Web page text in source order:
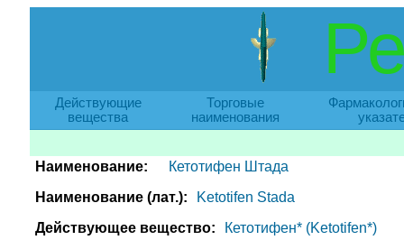
Действующие
вещества
Торговые
наименования
Наименование:
Кетотифен Штада
Наименование (лат.):
Ketotifen Stada
Действующее вещество:
Кетотифен* (Ketotifen*)